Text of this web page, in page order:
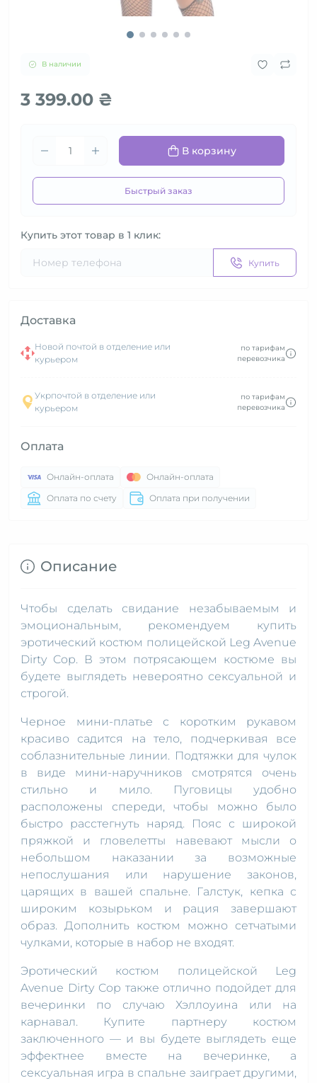
В наличии
3 399.00 ₴
В корзину
Быстрый заказ
Купить этот товар в 1 клик:
Купить
Доставка
Новой почтой в отделение или
курьером
по тарифам
перевозчика
Укрпочтой в отделение или
курьером
по тарифам
перевозчика
Оплата
Онлайн-оплата
Онлайн-оплата
Оплата по счету
Оплата при получении
Описание
Чтобы сделать свидание незабываемым и
эмоциональным, рекомендуем купить
эротический костюм полицейской Leg Avenue
Dirty Cop. В этом потрясающем костюме вы
будете выглядеть невероятно сексуальной и
строгой.
Черное мини-платье с коротким рукавом
красиво садится на тело, подчеркивая все
соблазнительные линии. Подтяжки для чулок
в виде мини-наручников смотрятся очень
стильно и мило. Пуговицы удобно
расположены спереди, чтобы можно было
быстро расстегнуть наряд. Пояс с широкой
пряжкой и гловелетты навевают мысли о
небольшом наказании за возможные
непослушания или нарушение законов,
царящих в вашей спальне. Галстук, кепка с
широким козырьком и рация завершают
образ. Дополнить костюм можно сетчатыми
чулками, которые в набор не входят.
Эротический костюм полицейской Leg
Avenue Dirty Cop также отлично подойдет для
вечеринки по случаю Хэллоуина или на
карнавал. Купите партнеру костюм
заключенного — и вы будете выглядеть еще
эффектнее вместе на вечеринке, а
сексуальная игра в спальне заиграет другими,